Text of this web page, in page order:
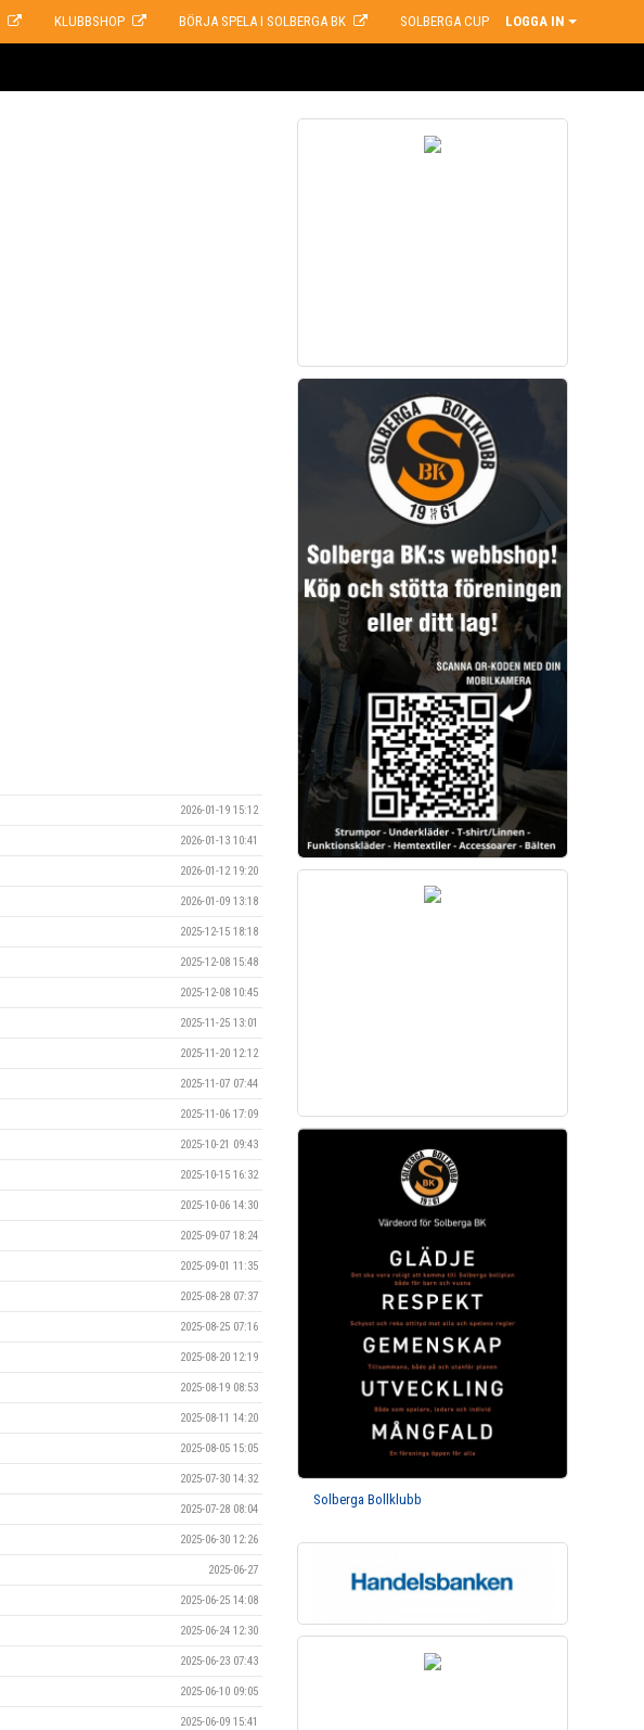
KLUBBSHOP BÖRJA SPELA I SOLBERGA BK SOLBERGA CUP LOGGA IN
2026-01-19 15:12
2026-01-13 10:41
2026-01-12 19:20
2026-01-09 13:18
2025-12-15 18:18
2025-12-08 15:48
2025-12-08 10:45
2025-11-25 13:01
2025-11-20 12:12
2025-11-07 07:44
2025-11-06 17:09
2025-10-21 09:43
2025-10-15 16:32
2025-10-06 14:30
2025-09-07 18:24
2025-09-01 11:35
2025-08-28 07:37
2025-08-25 07:16
2025-08-20 12:19
2025-08-19 08:53
2025-08-11 14:20
2025-08-05 15:05
2025-07-30 14:32
2025-07-28 08:04
2025-06-30 12:26
2025-06-27
2025-06-25 14:08
2025-06-24 12:30
2025-06-23 07:43
2025-06-10 09:05
2025-06-09 15:41
Solberga Bollklubb